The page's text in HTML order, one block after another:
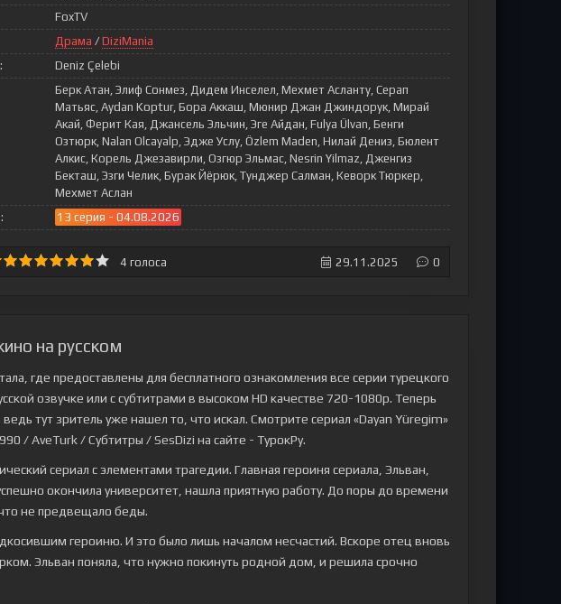
FoxTV
Драма / DiziMania
Deniz Çelebi
Берк Атан, Элиф Сонмез, Дидем Инселел, Мехмет Асланту, Серап
Матьяс, Aydan Koptur, Бора Аккаш, Мюнир Джан Джиндорук, Мирай
Акай, Ферит Кая, Джансель Эльчин, Эге Айдан, Fulya Ülvan, Бенги
Озтюрк, Nalan Olcayalp, Эдже Услу, Özlem Maden, Нилай Дениз, Бюлент
Алкис, Корель Джезавирли, Озгюр Эльмас, Nesrin Yilmaz, Дженгиз
Бекташ, Эзги Челик, Бурак Йёрюк, Тунджер Салман, Кеворк Тюркер,
Мехмет Аслан
13 серия - 04.08.2026
4 голоса 29.11.2025 0
на русском
где предоставлены для бесплатного ознакомления все серии турецкого
озвучке или с субтитрами в высоком HD качестве 720-1080p. Теперь
тут зритель уже нашел то, что искал. Смотрите сериал «Dayan Yüregim»
/ AveTurk / Субтитры / SesDizi на сайте - ТурокРу.
сериал с элементами трагедии. Главная героиня сериала, Эльван,
окончила университет, нашла приятную работу. До поры до времени
не предвещало беды.
героиню. И это было лишь началом несчастий. Вскоре отец вновь
Эльван поняла, что нужно покинуть родной дом, и решила срочно